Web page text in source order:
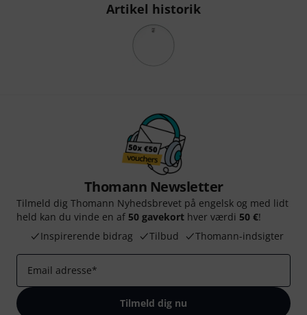
Artikel historik
Thomann Newsletter
Tilmeld dig Thomann Nyhedsbrevet på engelsk og med lidt
held kan du vinde en af 50 gavekort hver værdi 50 €!
Inspirerende bidrag
Tilbud Thomann-indsigter
Email adresse*
Tilmeld dig nu